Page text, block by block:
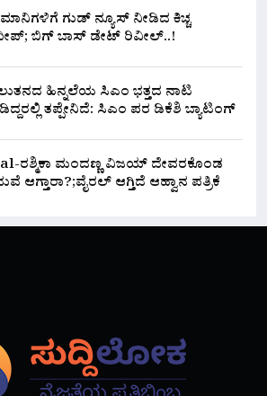
ಗುಡ್ ನ್ಯೂಸ್ ನೀಡಿದ ಕಿಚ್ಚ
ಬಿಗ್ ಬಾಸ್ ಡೇಟ್ ರಿವೀಲ್..!
ಹಿನ್ನಲೆಯ ಸಿಎಂ ಭತ್ತದ ನಾಟಿ
ತಪ್ಪೇನಿದೆ: ಸಿಎಂ ಪರ ಡಿಕೆಶಿ ಬ್ಯಾಟಿಂಗ್
ರಶ್ಮಿಕಾ ಮಂದಣ್ಣ ವಿಜಯ್ ದೇವರಕೊಂಡ
ಆಗ್ತಾರಾ?;ವೈರಲ್ ಆಗ್ತಿದೆ ಆಹ್ವಾನ ಪತ್ರಿಕೆ